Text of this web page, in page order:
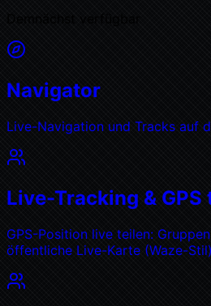
Demnächst verfügbar
Navigator
Live-Navigation und Tracks auf
Live-Tracking & GPS
GPS-Position live teilen:
öffentliche Live-Karte (Waze-